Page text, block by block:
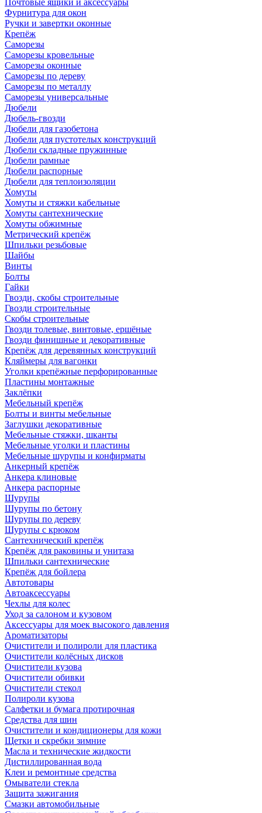
Почтовые ящики и аксессуары
Фурнитура для окон
Ручки и завертки оконные
Крепёж
Саморезы
Саморезы кровельные
Саморезы оконные
Саморезы по дереву
Саморезы по металлу
Саморезы универсальные
Дюбели
Дюбель-гвозди
Дюбели для газобетона
Дюбели для пустотелых конструкций
Дюбели складные пружинные
Дюбели рамные
Дюбели распорные
Дюбели для теплоизоляции
Хомуты
Хомуты и стяжки кабельные
Хомуты сантехнические
Хомуты обжимные
Метрический крепёж
Шпильки резьбовые
Шайбы
Винты
Болты
Гайки
Гвозди, скобы строительные
Гвозди строительные
Скобы строительные
Гвозди толевые, винтовые, ершёные
Гвозди финишные и декоративные
Крепёж для деревянных конструкций
Кляймеры для вагонки
Уголки крепёжные перфорированные
Пластины монтажные
Заклёпки
Мебельный крепёж
Болты и винты мебельные
Заглушки декоративные
Мебельные стяжки, шканты
Мебельные уголки и пластины
Мебельные шурупы и конфирматы
Анкерный крепёж
Анкера клиновые
Анкера распорные
Шурупы
Шурупы по бетону
Шурупы по дереву
Шурупы с крюком
Сантехнический крепёж
Крепёж для раковины и унитаза
Шпильки сантехнические
Крепёж для бойлера
Автотовары
Автоаксессуары
Чехлы для колес
Уход за салоном и кузовом
Аксессуары для моек высокого давления
Ароматизаторы
Очистители и полироли для пластика
Очистители колёсных дисков
Очистители кузова
Очистители обивки
Очистители стекол
Полироли кузова
Салфетки и бумага протирочная
Средства для шин
Очистители и кондиционеры для кожи
Щетки и скребки зимние
Масла и технические жидкости
Дистиллированная вода
Клеи и ремонтные средства
Омыватели стекла
Защита зажигания
Смазки автомобильные